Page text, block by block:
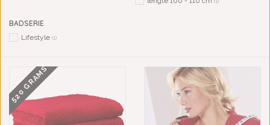
BADSERIE
Lifestyle (1)
520 GRAMS